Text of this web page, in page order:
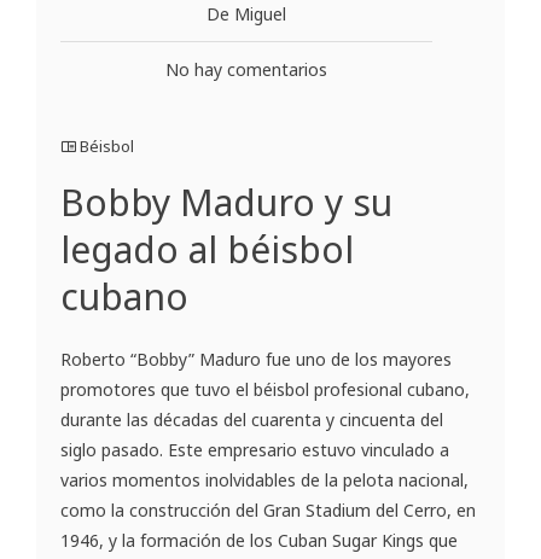
De Miguel
No hay comentarios
Béisbol
Bobby Maduro y su
legado al béisbol
cubano
Roberto “Bobby” Maduro fue uno de los mayores
promotores que tuvo el béisbol profesional cubano,
durante las décadas del cuarenta y cincuenta del
siglo pasado. Este empresario estuvo vinculado a
varios momentos inolvidables de la pelota nacional,
como la construcción del Gran Stadium del Cerro, en
1946, y la formación de los Cuban Sugar Kings que